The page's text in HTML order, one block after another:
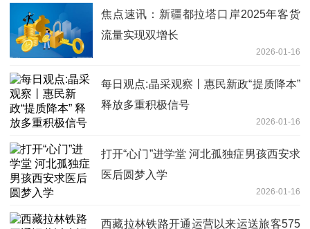
焦点速讯：新疆都拉塔口岸2025年客货
流量实现双增长
2026-01-16
每日观点:晶采观察丨惠民新政“提质降本”
释放多重积极信号
2026-01-16
打开“心门”进学堂 河北孤独症男孩西安求
医后圆梦入学
2026-01-16
西藏拉林铁路开通运营以来运送旅客575